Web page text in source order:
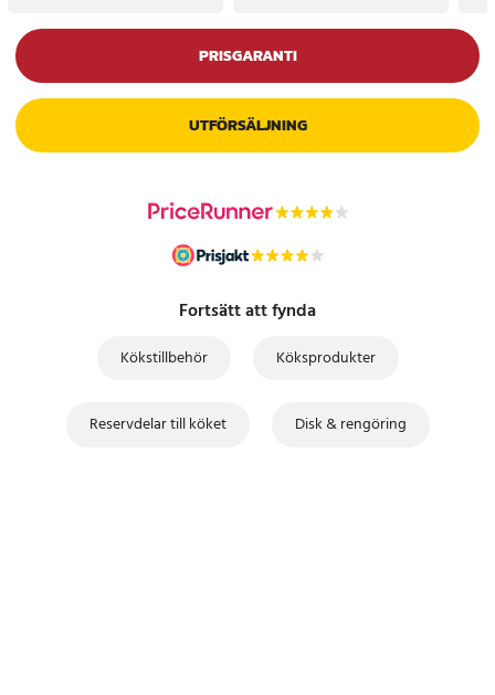
PRISGARANTI
UTFÖRSÄLJNING
Fortsätt att fynda
Kökstillbehör Köksprodukter
Reservdelar till köket Disk & rengöring